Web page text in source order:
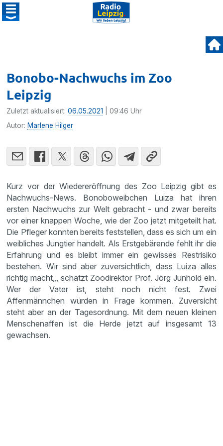
Bonobo-Nachwuchs im Zoo
Leipzig
Zuletzt aktualisiert:06.05.2021
| 09:46 Uhr
Autor: Marlene Hilger
Kurz vor der Wiedereröffnung des Zoo Leipzig gibt es
Nachwuchs-News. Bonoboweibchen Luiza hat ihren
ersten Nachwuchs zur Welt gebracht - und zwar bereits
vor einer knappen Woche, wie der Zoo jetzt mitgeteilt hat.
Die Pfleger konnten bereits feststellen, dass es sich um ein
weibliches Jungtier handelt. Als Erstgebärende fehlt ihr die
Erfahrung und es bleibt immer ein gewisses Restrisiko
bestehen. Wir sind aber zuversichtlich, dass Luiza alles
richtig macht„, schätzt Zoodirektor Prof. Jörg Junhold ein.
Wer der Vater ist, steht noch nicht fest. Zwei
Affenmännchen würden in Frage kommen. Zuversicht
steht aber an der Tagesordnung. Mit dem neuen kleinen
Menschenaffen ist die Herde jetzt auf insgesamt 13
gewachsen.